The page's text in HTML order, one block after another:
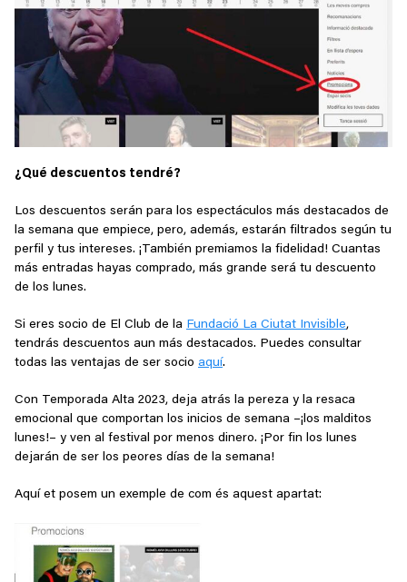
¿Qué descuentos tendré?
Los descuentos serán para los espectáculos más destacados de
la semana que empiece, pero, además, estarán filtrados según tu
perfil y tus intereses. ¡También premiamos la fidelidad! Cuantas
más entradas hayas comprado, más grande será tu descuento
de los lunes.
Si eres socio de El Club de la Fundació La Ciutat Invisible,
tendrás descuentos aun más destacados. Puedes consultar
todas las ventajas de ser socio aquí.
Con Temporada Alta 2023, deja atrás la pereza y la resaca
emocional que comportan los inicios de semana –¡los malditos
lunes!– y ven al festival por menos dinero. ¡Por fin los lunes
dejarán de ser los peores días de la semana!
Aquí et posem un exemple de com és aquest apartat: